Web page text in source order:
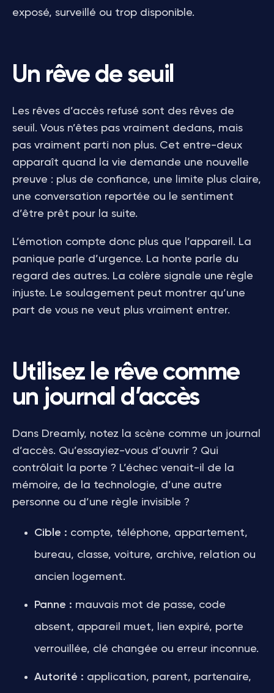
exposé, surveillé ou trop disponible.
Un rêve de seuil
Les rêves d’accès refusé sont des rêves de
seuil. Vous n’êtes pas vraiment dedans, mais
pas vraiment parti non plus. Cet entre-deux
apparaît quand la vie demande une nouvelle
preuve : plus de confiance, une limite plus claire,
une conversation reportée ou le sentiment
d’être prêt pour la suite.
L’émotion compte donc plus que l’appareil. La
panique parle d’urgence. La honte parle du
regard des autres. La colère signale une règle
injuste. Le soulagement peut montrer qu’une
part de vous ne veut plus vraiment entrer.
Utilisez le rêve comme
un journal d’accès
Dans Dreamly, notez la scène comme un journal
d’accès. Qu’essayiez-vous d’ouvrir ? Qui
contrôlait la porte ? L’échec venait-il de la
mémoire, de la technologie, d’une autre
personne ou d’une règle invisible ?
Cible : compte, téléphone, appartement,
bureau, classe, voiture, archive, relation ou
ancien logement.
Panne : mauvais mot de passe, code
absent, appareil muet, lien expiré, porte
verrouillée, clé changée ou erreur inconnue.
Autorité : application, parent, partenaire,